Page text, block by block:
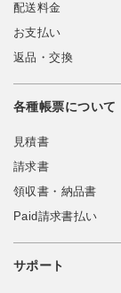
配送料金
お支払い
返品・交換
各種帳票について
見積書
請求書
領収書・納品書
Paid請求書払い
サポート